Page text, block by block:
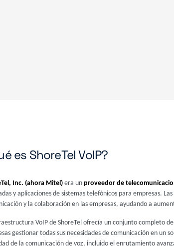
es ShoreTel VoIP?
Inc. (ahora Mitel)era un proveedor de
y aplicaciones de sistemas telefónicos para empresas.
y la colaboración en las empresas, ayudando a
VoIP de ShoreTel ofrecía un conjunto completo
gestionar todas sus necesidades de comunicación en un
de la comunicación de voz, incluido el enrutamiento